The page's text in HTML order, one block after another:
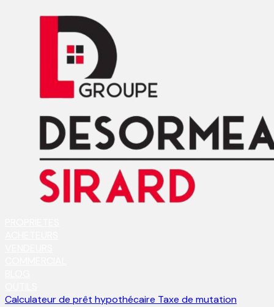
Calculateur de prêt hypothécaire Taxe de mutation